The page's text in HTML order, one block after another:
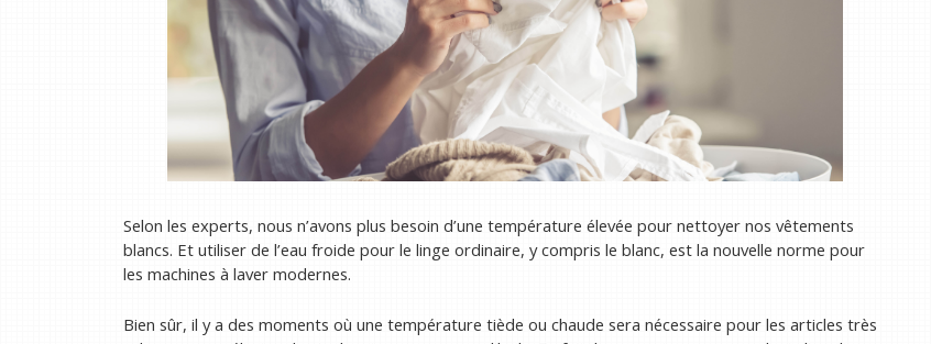
Selon les experts, nous n’avons plus besoin d’une température élevée pour nettoyer nos vêtements
blancs. Et utiliser de l’eau froide pour le linge ordinaire, y compris le blanc, est la nouvelle norme pour
les machines à laver modernes.
Bien sûr, il y a des moments où une température tiède ou chaude sera nécessaire pour les articles très